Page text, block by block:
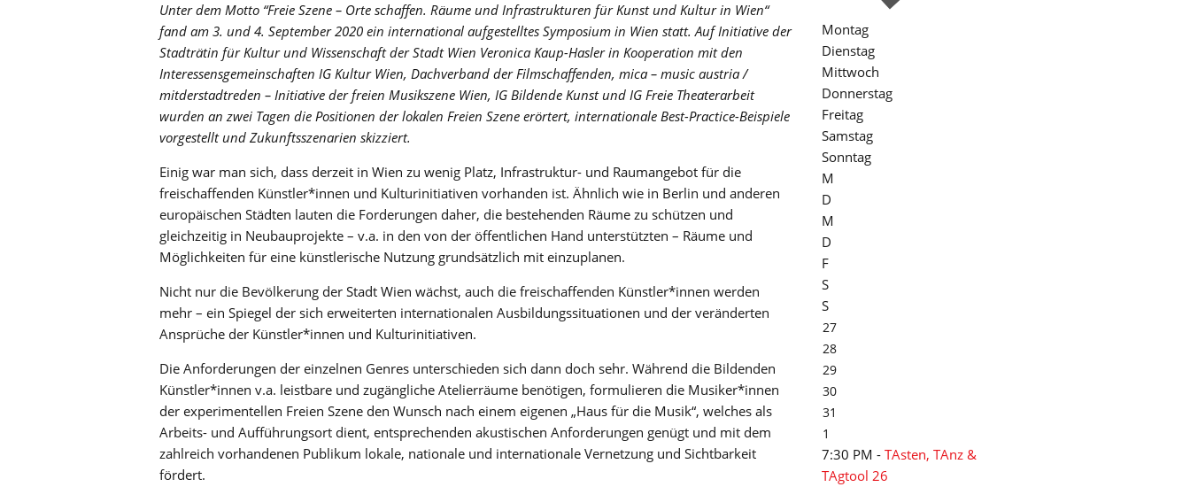
Unter dem Motto “Freie Szene – Orte schaffen. Räume und Infrastrukturen für Kunst und Kultur in Wien“
fand am 3. und 4. September 2020 ein international aufgestelltes Symposium in Wien statt. Auf Initiative der
Stadträtin für Kultur und Wissenschaft der Stadt Wien Veronica Kaup-Hasler in Kooperation mit den
Interessensgemeinschaften IG Kultur Wien, Dachverband der Filmschaffenden, mica – music austria /
mitderstadtreden – Initiative der freien Musikszene Wien, IG Bildende Kunst und IG Freie Theaterarbeit
wurden an zwei Tagen die Positionen der lokalen Freien Szene erörtert, internationale Best-Practice-Beispiele
vorgestellt und Zukunftsszenarien skizziert.
Einig war man sich, dass derzeit in Wien zu wenig Platz, Infrastruktur- und Raumangebot für die
freischaffenden Künstler*innen und Kulturinitiativen vorhanden ist. Ähnlich wie in Berlin und anderen
europäischen Städten lauten die Forderungen daher, die bestehenden Räume zu schützen und
gleichzeitig in Neubauprojekte – v.a. in den von der öffentlichen Hand unterstützten – Räume und
Möglichkeiten für eine künstlerische Nutzung grundsätzlich mit einzuplanen.
Nicht nur die Bevölkerung der Stadt Wien wächst, auch die freischaffenden Künstler*innen werden
mehr – ein Spiegel der sich erweiterten internationalen Ausbildungssituationen und der veränderten
Ansprüche der Künstler*innen und Kulturinitiativen.
Die Anforderungen der einzelnen Genres unterschieden sich dann doch sehr. Während die Bildenden
Künstler*innen v.a. leistbare und zugängliche Atelierräume benötigen, formulieren die Musiker*innen
der experimentellen Freien Szene den Wunsch nach einem eigenen „Haus für die Musik“, welches als
Arbeits- und Aufführungsort dient, entsprechenden akustischen Anforderungen genügt und mit dem
zahlreich vorhandenen Publikum lokale, nationale und internationale Vernetzung und Sichtbarkeit
fördert.
Montag
Dienstag
Mittwoch
Donnerstag
Freitag
Samstag
Sonntag
M
D
M
D
F
S
S
27
28
29
30
31
1
7:30 PM - TAsten, TAnz &
TAgtool 26